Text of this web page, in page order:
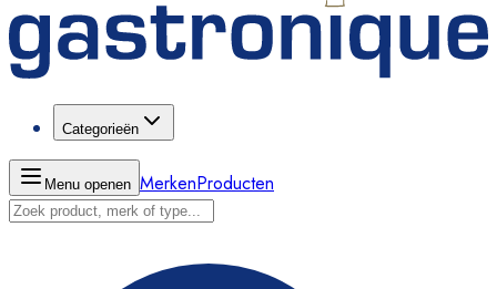
Categorieën
Menu openen MerkenProducten